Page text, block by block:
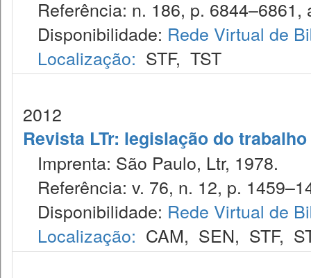
Referência: n. 186, p. 6844–6861,
Disponibilidade: Rede Virtual de
Localização: STF, TST
2012
Revista LTr: legislação do trabalho
Imprenta: São Paulo, Ltr, 1978.
Referência: v. 76, n. 12, p.
Disponibilidade: Rede Virtual de
Localização: CAM, SEN, STF,